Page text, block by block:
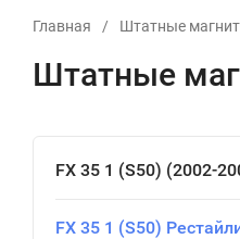
Главная / Штатные
Штатные
FX 35 1 (S50) (2002-
FX 35 1 (S50)